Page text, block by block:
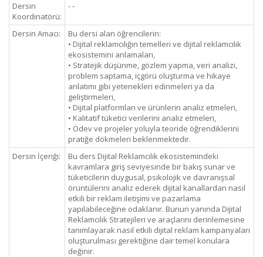
Dersin
Koordinatörü:
- -
Dersin Amacı:
Bu dersi alan öğrencilerin:
• Dijital reklamcılığın temelleri ve dijital reklamcılık
ekosistemini anlamaları,
• Stratejik düşünme, gözlem yapma, veri analizi,
problem saptama, içgörü oluşturma ve hikaye
anlatımı gibi yetenekleri edinmeleri ya da
geliştirmeleri,
• Dijital platformları ve ürünlerin analiz etmeleri,
• Kalitatif tüketici verilerini analiz etmeleri,
• Ödev ve projeler yoluyla teoride öğrendiklerini
pratiğe dökmeleri beklenmektedir.
Dersin İçeriği:
Bu ders Dijital Reklamcılık ekosistemindeki
kavramlara giriş seviyesinde bir bakış sunar ve
tüketicilerin duygusal, psikolojik ve davranışsal
örüntülerini analiz ederek dijital kanallardan nasıl
etkili bir reklam iletişimi ve pazarlama
yapılabileceğine odaklanır. Bunun yanında Dijital
Reklamcılık Stratejileri ve araçlarını derinlemesine
tanımlayarak nasıl etkili dijital reklam kampanyaları
oluşturulması gerektiğine dair temel konulara
değinir.